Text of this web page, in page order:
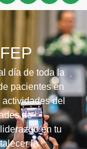
día de toda la
pacientes en
del
de
en tu
la